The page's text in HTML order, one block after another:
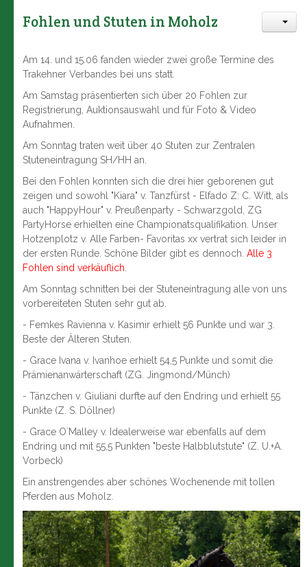
Fohlen und Stuten in Moholz
Am 14. und 15.06 fanden wieder zwei große Termine des
Trakehner Verbandes bei uns statt.
Am Samstag präsentierten sich über 20 Fohlen zur
Registrierung, Auktionsauswahl und für Foto & Video
Aufnahmen.
Am Sonntag traten weit über 40 Stuten zur Zentralen
Stuteneintragung SH/HH an.
Bei den Fohlen konnten sich die drei hier geborenen gut
zeigen und sowohl "Kiara" v. Tanzfürst - Elfado Z: C. Witt, als
auch "HappyHour" v. Preußenparty - Schwarzgold, ZG
PartyHorse erhielten eine Championatsqualifikation. Unser
Hotzenplotz v. Alle Farben- Favoritas xx vertrat sich leider in
der ersten Runde. Schöne Bilder gibt es dennoch.Alle 3
Fohlen sind verkäuflich.
Am Sonntag schnitten bei der Stuteneintragung alle von uns
vorbereiteten Stuten sehr gut ab.
- Femkes Ravienna v. Kasimir erhielt 56 Punkte und war 3.
Beste der Älteren Stuten.
- Grace Ivana v. Ivanhoe erhielt 54,5 Punkte und somit die
Prämienanwärterschaft (ZG. Jingmond/Münch)
- Tänzchen v. Giuliani durfte auf den Endring und erhielt 55
Punkte (Z. S. Döllner)
- Grace O`Malley v. Idealerweise war ebenfalls auf dem
Endring und mit 55,5 Punkten "beste Halbblutstute" (Z. U.+A.
Vorbeck)
Ein anstrengendes aber schönes Wochenende mit tollen
Pferden aus Moholz.